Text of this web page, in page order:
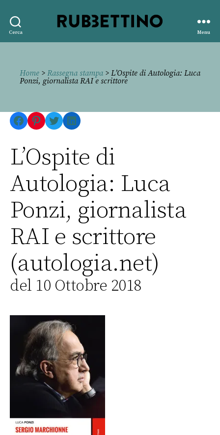
Cerca
editore
Menu
Home > Rassegna stampa> L’Ospite di Autologia: Luca
Ponzi, giornalista RAI e scrittore
Facebook
Pinterest
TwitterLinkedIn
L’Ospite di
Autologia: Luca
Ponzi, giornalista
RAI e scrittore
(autologia.net)
del 10 Ottobre 2018